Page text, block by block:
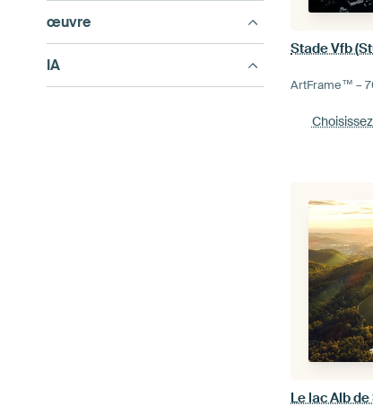
œuvre
IA
Stade Vfb
ArtFrame™ –
Le lac Alb